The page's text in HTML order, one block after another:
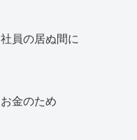
社員の居ぬ間に
お金のため